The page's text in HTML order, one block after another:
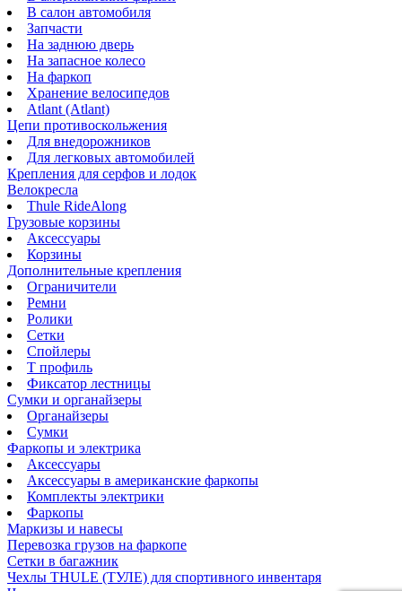
В салон автомобиля
Запчасти
На заднюю дверь
На запасное колесо
На фаркоп
Хранение велосипедов
Atlant (Atlant)
Цепи противоскольжения
Для внедорожников
Для легковых автомобилей
Крепления для серфов и лодок
Велокресла
Thule RideAlong
Грузовые корзины
Аксессуары
Корзины
Дополнительные крепления
Ограничители
Ремни
Ролики
Сетки
Спойлеры
Т профиль
Фиксатор лестницы
Сумки и органайзеры
Органайзеры
Сумки
Фаркопы и электрика
Аксессуары
Аксессуары в американские фаркопы
Комплекты электрики
Фаркопы
Маркизы и навесы
Перевозка грузов на фаркопе
Сетки в багажник
Чехлы THULE (ТУЛЕ) для спортивного инвентаря